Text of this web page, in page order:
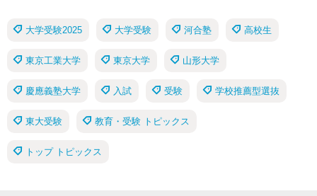
大学受験2025 大学受験 河合塾 高校生
東京工業大学 東京大学 山形大学
慶應義塾大学 入試 受験 学校推薦型選抜
東大受験 教育・受験 トピックス
トップ トピックス